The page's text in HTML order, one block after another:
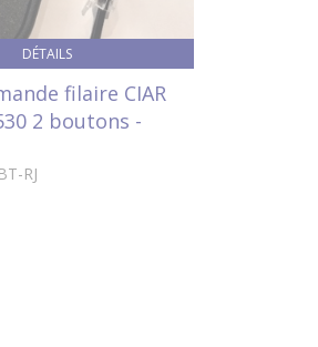
DÉTAILS
filaire CIAR
2 boutons -
RJ